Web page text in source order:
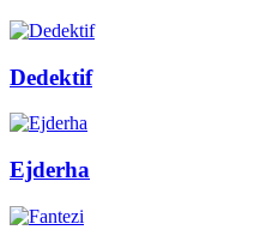
Dedektif
Ejderha